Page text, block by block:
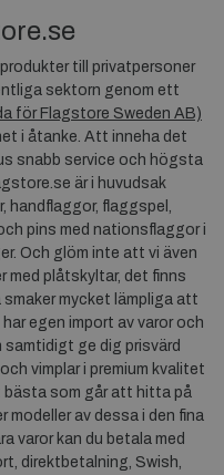
till privatpersoner
sektorn genom ett
för Flagstore Sweden AB)
i åtanke. Att inneha det
snabb service och högsta
är i huvudsak
flaggspel,
pins med nationsflaggor i
Och glöm inte att vi även
med plåtskyltar, det finns
mycket lämpliga att
egen import av varor och
samtidigt ge dig prisvärd
vimplar i premium kvalitet
bästa som går att hitta på
modeller av dessa i den fina
varor kan du betala med
direktbetalning, Swish,